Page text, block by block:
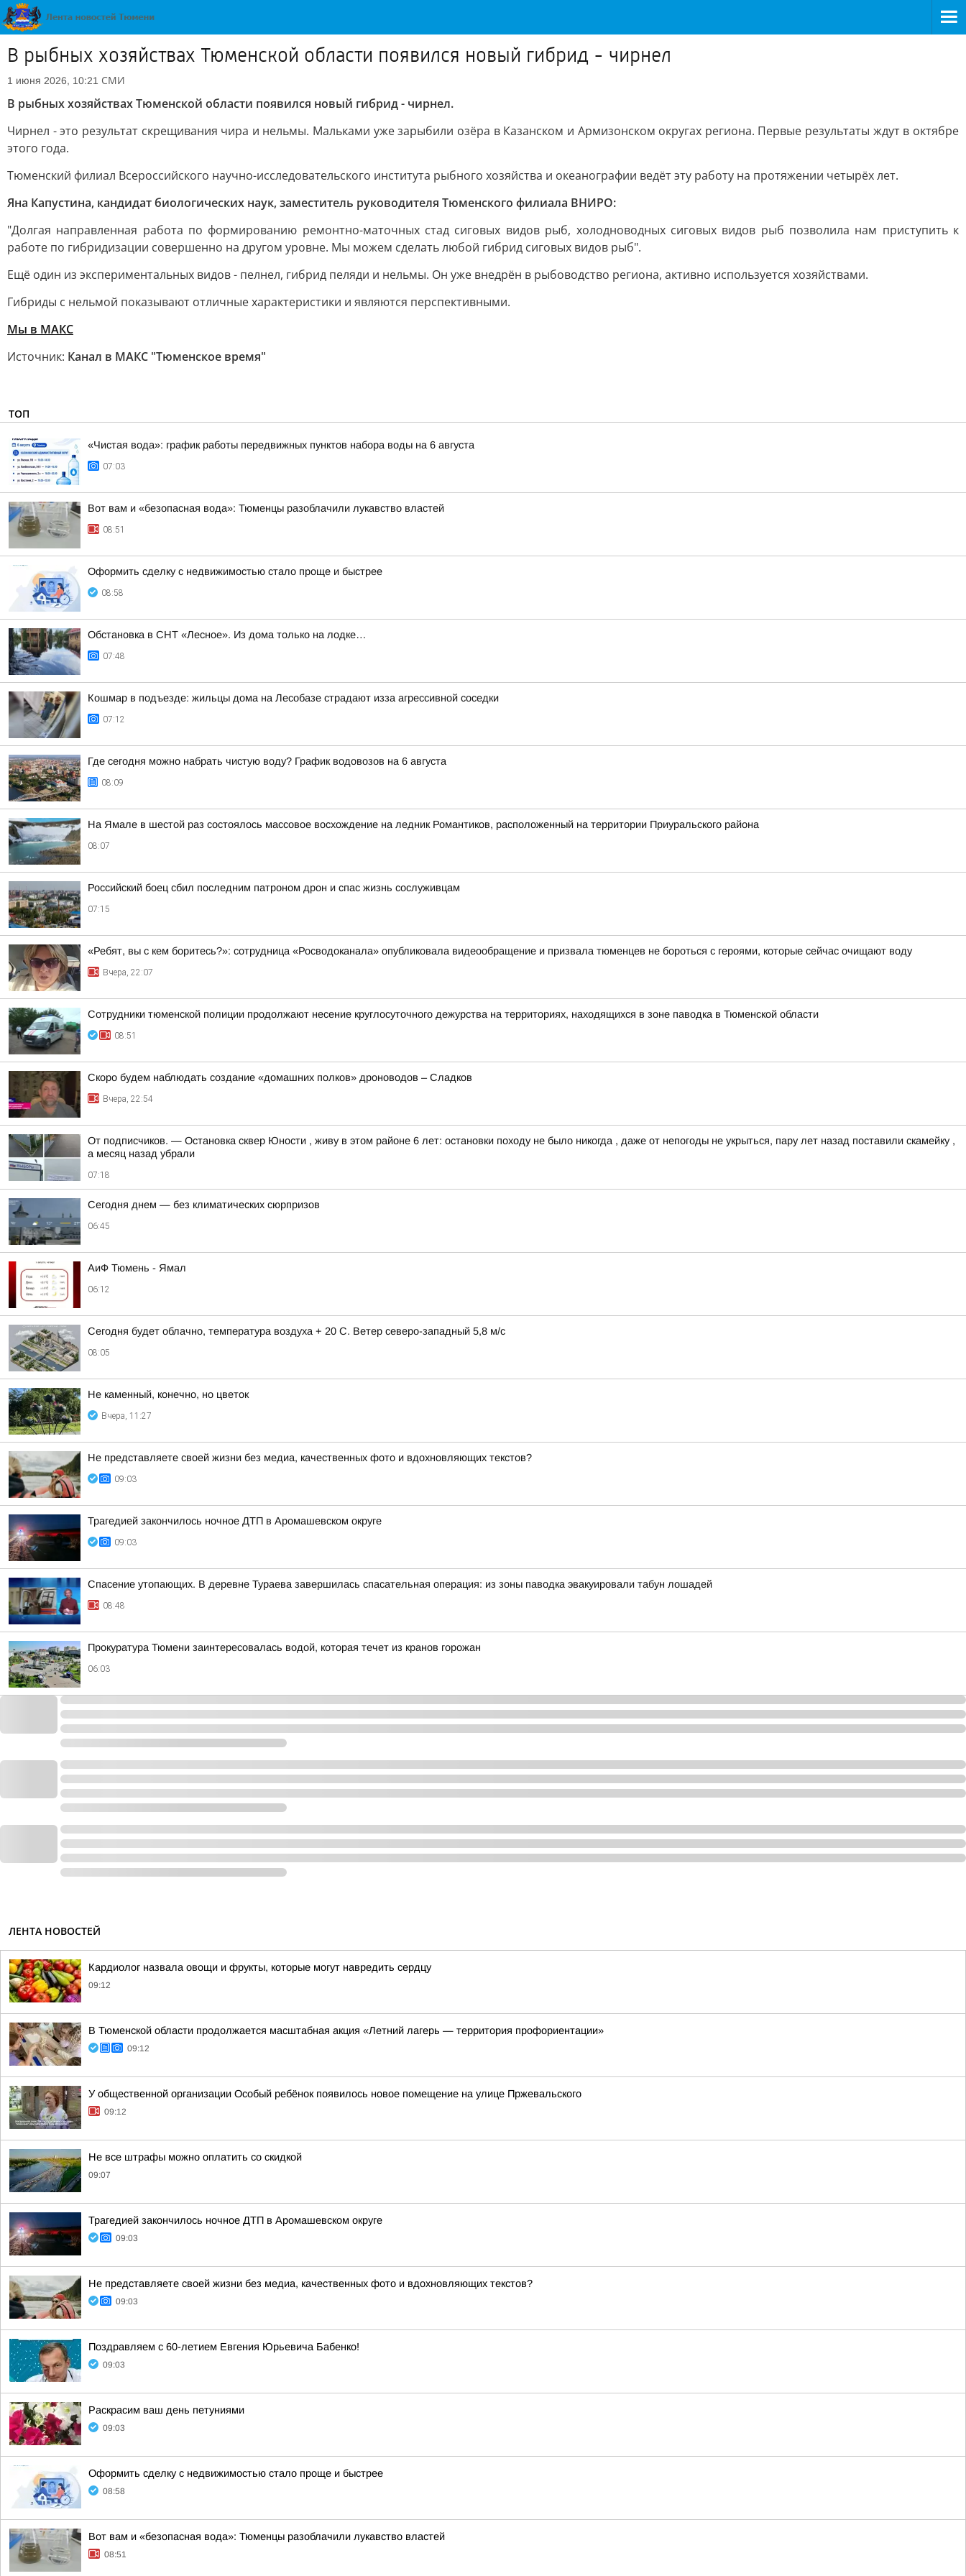
В рыбных хозяйствах Тюменской области появился новый гибрид - чирнел
1 июня 2026, 10:21 СМИ
В рыбных хозяйствах Тюменской области появился новый гибрид - чирнел.
Чирнел - это результат скрещивания чира и нельмы. Мальками уже зарыбили озёра в Казанском и Армизонском округах региона. Первые результаты ждут в октябре
этого года.
Тюменский филиал Всероссийского научно-исследовательского института рыбного хозяйства и океанографии ведёт эту работу на протяжении четырёх лет.
Яна Капустина, кандидат биологических наук, заместитель руководителя Тюменского филиала ВНИРО:
"Долгая направленная работа по формированию ремонтно-маточных стад сиговых видов рыб, холодноводных сиговых видов рыб позволила нам приступить к
работе по гибридизации совершенно на другом уровне. Мы можем сделать любой гибрид сиговых видов рыб".
Ещё один из экспериментальных видов - пелнел, гибрид пеляди и нельмы. Он уже внедрён в рыбоводство региона, активно используется хозяйствами.
Гибриды с нельмой показывают отличные характеристики и являются перспективными.
Мы в MAКС
Источник: Канал в МАКС "Тюменское время"
ТОП
«Чистая вода»: график работы передвижных пунктов набора воды на 6 августа
07:03
Вот вам и «безопасная вода»: Тюменцы разоблачили лукавство властей
08:51
Оформить сделку с недвижимостью стало проще и быстрее
08:58
Обстановка в СНТ «Лесное». Из дома только на лодке…
07:48
Кошмар в подъезде: жильцы дома на Лесобазе страдают изза агрессивной соседки
07:12
Где сегодня можно набрать чистую воду? График водовозов на 6 августа
08:09
На Ямале в шестой раз состоялось массовое восхождение на ледник Романтиков, расположенный на территории Приуральского района
08:07
Российский боец сбил последним патроном дрон и спас жизнь сослуживцам
07:15
«Ребят, вы с кем боритесь?»: сотрудница «Росводоканала» опубликовала видеообращение и призвала тюменцев не бороться с героями, которые сейчас очищают воду
Вчера, 22:07
Сотрудники тюменской полиции продолжают несение круглосуточного дежурства на территориях, находящихся в зоне паводка в Тюменской области
08:51
Скоро будем наблюдать создание «домашних полков» дроноводов – Сладков
Вчера, 22:54
От подписчиков. — Остановка сквер Юности , живу в этом районе 6 лет: остановки походу не было никогда , даже от непогоды не укрыться, пару лет назад поставили скамейку ,
а месяц назад убрали
07:18
Сегодня днем — без климатических сюрпризов
06:45
АиФ Тюмень - Ямал
06:12
Сегодня будет облачно, температура воздуха + 20 С. Ветер северо-западный 5,8 м/с
08:05
Не каменный, конечно, но цветок
Вчера, 11:27
Не представляете своей жизни без медиа, качественных фото и вдохновляющих текстов?
09:03
Трагедией закончилось ночное ДТП в Аромашевском округе
09:03
Спасение утопающих. В деревне Тураева завершилась спасательная операция: из зоны паводка эвакуировали табун лошадей
08:48
Прокуратура Тюмени заинтересовалась водой, которая течет из кранов горожан
06:03
ЛЕНТА НОВОСТЕЙ
Кардиолог назвала овощи и фрукты, которые могут навредить сердцу
09:12
В Тюменской области продолжается масштабная акция «Летний лагерь — территория профориентации»
09:12
У общественной организации Особый ребёнок появилось новое помещение на улице Пржевальского
09:12
Не все штрафы можно оплатить со скидкой
09:07
Трагедией закончилось ночное ДТП в Аромашевском округе
09:03
Не представляете своей жизни без медиа, качественных фото и вдохновляющих текстов?
09:03
Поздравляем с 60-летием Евгения Юрьевича Бабенко!
09:03
Раскрасим ваш день петуниями
09:03
Оформить сделку с недвижимостью стало проще и быстрее
08:58
Вот вам и «безопасная вода»: Тюменцы разоблачили лукавство властей
08:51